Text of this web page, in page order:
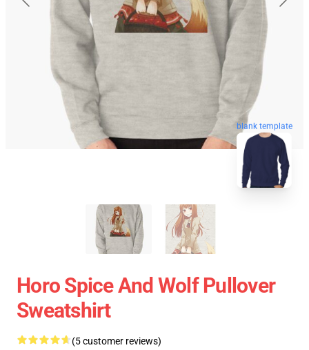
blank template
Horo Spice And Wolf Pullover
Sweatshirt
(5 customer reviews)